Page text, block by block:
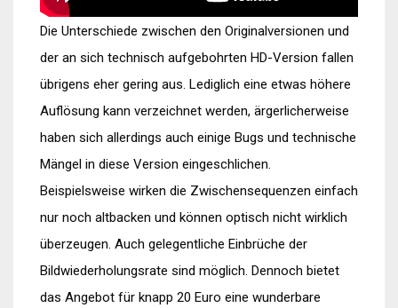
Die Unterschiede zwischen den Originalversionen und
der an sich technisch aufgebohrten HD-Version fallen
übrigens eher gering aus. Lediglich eine etwas höhere
Auflösung kann verzeichnet werden, ärgerlicherweise
haben sich allerdings auch einige Bugs und technische
Mängel in diese Version eingeschlichen.
Beispielsweise wirken die Zwischensequenzen einfach
nur noch altbacken und können optisch nicht wirklich
überzeugen. Auch gelegentliche Einbrüche der
Bildwiederholungsrate sind möglich. Dennoch bietet
das Angebot für knapp 20 Euro eine wunderbare